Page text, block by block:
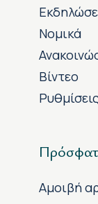
Νομικά
Βίντεο
Αμοιβή